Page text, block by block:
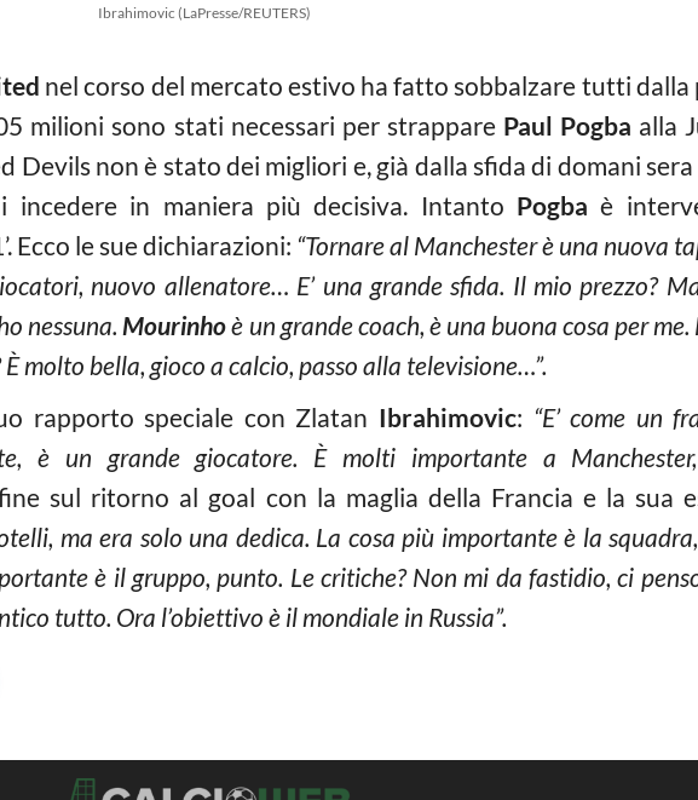
Ibrahimovic (LaPresse/REUTERS)
nel corso del mercato estivo ha fatto sobbalzare tutti
milioni sono stati necessari per strappare Paul Pogba alla
Devils non è stato dei migliori e, già dalla sfida di domani
incedere in maniera più decisiva. Intanto Pogba è
Ecco le sue dichiarazioni: “Tornare al Manchester è una nuova
nuovo allenatore… E’ una grande sfida. Il mio prezzo?
nessuna. Mourinhoè un grande coach, è una buona cosa per
molto bella, gioco a calcio, passo alla televisione…”.
rapporto speciale con Zlatan Ibrahimovic: “E’ come un
è un grande giocatore. È molti importante a
sul ritorno al goal con la maglia della Francia e la sua
ma era solo una dedica. La cosa più importante è la
è il gruppo, punto. Le critiche? Non mi da fastidio, ci
tutto. Ora l’obiettivo è il mondiale in Russia”.